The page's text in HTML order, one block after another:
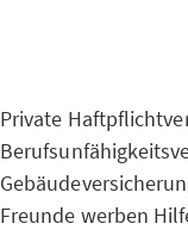
Private
Freunde werben